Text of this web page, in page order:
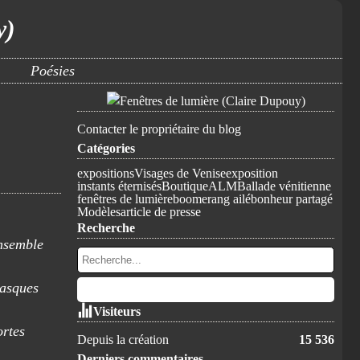
Poésies
Contacter le propriétaire du blog
Catégories
expositionsVisages de Veniseexposition
instants éternisésBoutiqueALMBallade vénitienne
fenêtres de lumièreboomerang ailébonheur partagé
Modèlesarticle de presse
Recherche
Visiteurs
Depuis la création
15 536